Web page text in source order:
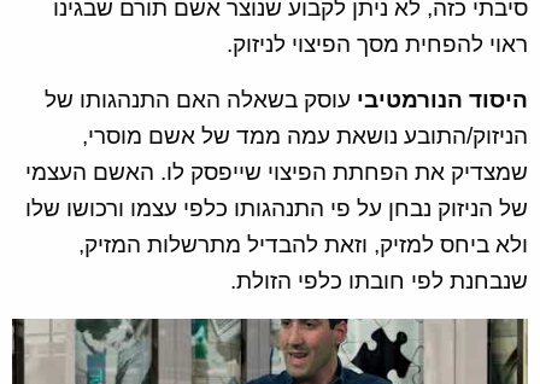
סיבתי כזה, לא ניתן לקבוע שנוצר אשם תורם שבגינו
ראוי להפחית מסך הפיצוי לניזוק.
היסוד הנורמטיבי עוסק בשאלה האם התנהגותו של
הניזוק/התובע נושאת עמה ממד של אשם מוסרי,
שמצדיק את הפחתת הפיצוי שייפסק לו. האשם העצמי
של הניזוק נבחן על פי התנהגותו כלפי עצמו ורכושו שלו
ולא ביחס למזיק, וזאת להבדיל מתרשלות המזיק,
שנבחנת לפי חובתו כלפי הזולת.